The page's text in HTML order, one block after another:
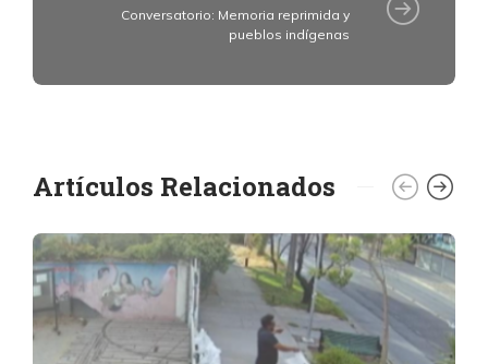
Conversatorio: Memoria reprimida y
pueblos indígenas
Artículos Relacionados